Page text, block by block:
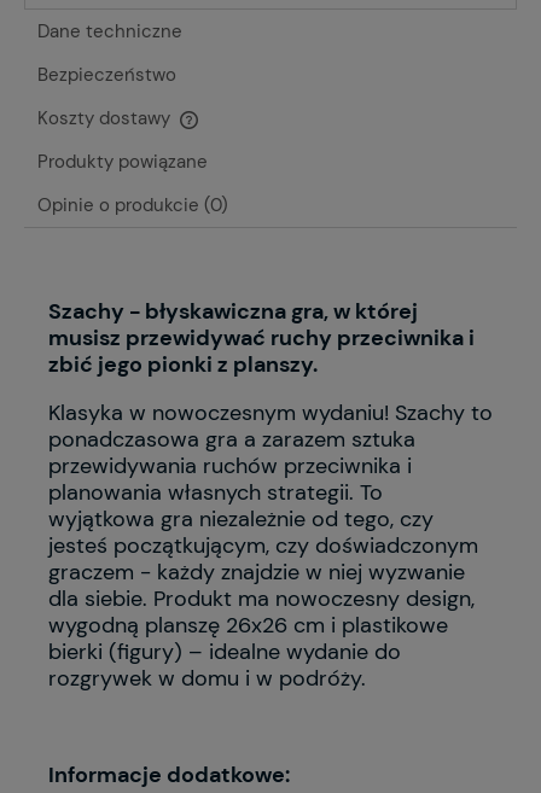
Dane techniczne
Bezpieczeństwo
Koszty dostawy
Cena nie zawiera ewentualnych kosztów płatności
Produkty powiązane
Opinie o produkcie (0)
Szachy - błyskawiczna gra, w której
musisz przewidywać ruchy przeciwnika i
zbić jego pionki z planszy.
Klasyka w nowoczesnym wydaniu! Szachy to
ponadczasowa gra a zarazem sztuka
przewidywania ruchów przeciwnika i
planowania własnych strategii. To
wyjątkowa gra niezależnie od tego, czy
jesteś początkującym, czy doświadczonym
graczem - każdy znajdzie w niej wyzwanie
dla siebie. Produkt ma nowoczesny design,
wygodną planszę 26x26 cm i plastikowe
bierki (figury) – idealne wydanie do
rozgrywek w domu i w podróży.
Informacje dodatkowe: